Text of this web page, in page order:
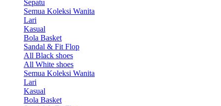
Sepatu
Semua Koleksi Wanita
Lari
Kasual
Bola Basket
Sandal & Fit Flop
All Black shoes
All White shoes
Semua Koleksi Wanita
Lari
Kasual
Bola Basket